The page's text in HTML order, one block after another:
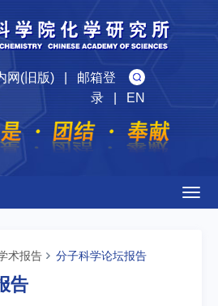
网(旧版)| 邮箱登
录| EN
术报告 分子科学论坛报告
告